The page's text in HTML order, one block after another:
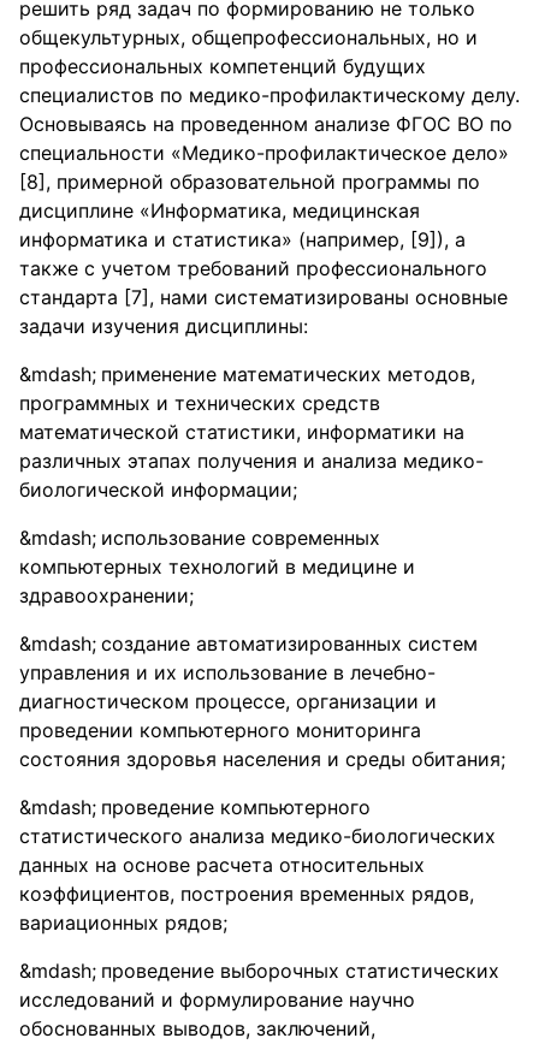
решить ряд задач по формированию не только
общекультурных, общепрофессиональных, но и
профессиональных компетенций будущих
специалистов по медико-профилактическому делу.
Основываясь на проведенном анализе ФГОС ВО по
специальности «Медико-профилактическое дело»
[8], примерной образовательной программы по
дисциплине «Информатика, медицинская
информатика и статистика» (например, [9]), а
также с учетом требований профессионального
стандарта [7], нами систематизированы основные
задачи изучения дисциплины:
применение математических методов,
программных и технических средств
математической статистики, информатики на
различных этапах получения и анализа медико-
биологической информации;
использование современных
компьютерных технологий в медицине и
здравоохранении;
создание автоматизированных систем
управления и их использование в лечебно-
диагностическом процессе, организации и
проведении компьютерного мониторинга
состояния здоровья населения и среды обитания;
проведение компьютерного
статистического анализа медико-биологических
данных на основе расчета относительных
коэффициентов, построения временных рядов,
вариационных рядов;
проведение выборочных статистических
исследований и формулирование научно
обоснованных выводов, заключений,